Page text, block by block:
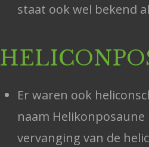
staat ook wel bekend
Er waren ook
naam
vervanging van de